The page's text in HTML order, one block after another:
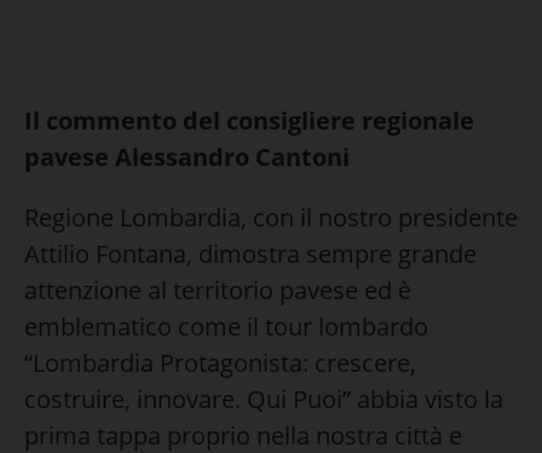
Il commento del consigliere regionale
pavese Alessandro Cantoni
Regione Lombardia, con il nostro presidente
Attilio Fontana, dimostra sempre grande
attenzione al territorio pavese ed è
emblematico come il tour lombardo
“Lombardia Protagonista: crescere,
costruire, innovare. Qui Puoi” abbia visto la
prima tappa proprio nella nostra città e